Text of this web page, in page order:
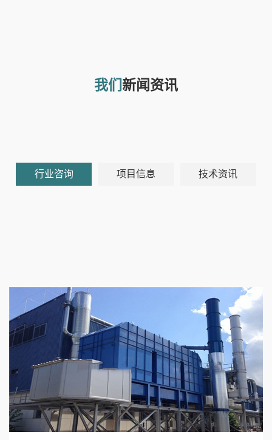
我们 新闻资讯
行业咨询 项目信息 技术资讯